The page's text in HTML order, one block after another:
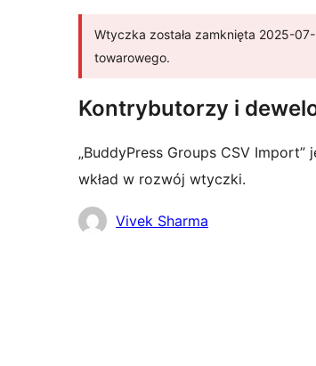
Wtyczka została zamknięta 2025-
towarowego.
Kontrybutorzy i
„BuddyPress Groups CSV
wkład w rozwój wtyczki.
Zaangażowani
Vivek Sharma